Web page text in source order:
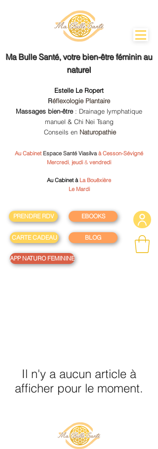
Ma Bulle Santé, votre bien-être féminin au
naturel
Estelle Le Ropert
Réflexologie Plantaire
Massages bien-être: Drainage lymphatique
manuel & Chi Nei Tsang
Conseils en Naturopathie
Au Cabinet Espace Santé Viasilva à Cesson-Sévigné
Mercredi, jeudi & vendredi
Au Cabinet à La Bouëxière
Le Mardi
PRENDRE RDV
CARTE CADEAU
EBOOKS
APP NATURO FEMININE
BLOG
Il n'y a aucun article à
afficher pour le moment.